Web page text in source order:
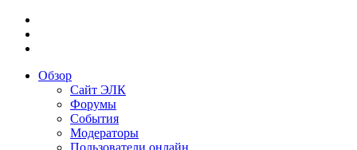
Обзор
Сайт ЭЛК
Форумы
События
Модераторы
Пользователи онлайн